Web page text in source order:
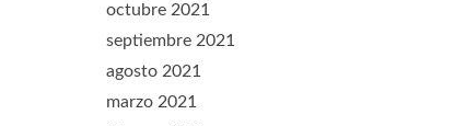
octubre 2021
septiembre 2021
agosto 2021
marzo 2021